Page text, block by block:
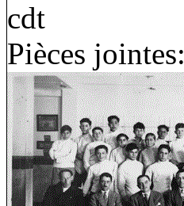
cdt
Pièces jointes: